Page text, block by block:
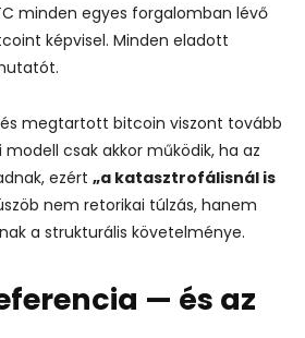
minden egyes forgalomban lévő
képvisel. Minden eladott
megtartott bitcoin viszont tovább
csak akkor működik, ha az
ezért „a katasztrofálisnál is
nem retorikai túlzás, hanem
a strukturális követelménye.
— és az